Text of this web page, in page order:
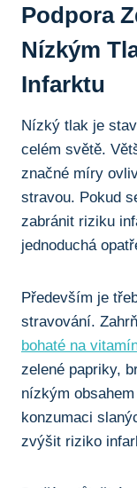
Podpora
Nízkým
Infarktu
Nízký tlak je
celém světě.
značné míry
stravou. Pokud
zabránit ⁤riziku
jednoduchá
Především‌ je
stravování.
bohaté na
zelené papriky,
nízkým
konzumaci
zvýšit riziko